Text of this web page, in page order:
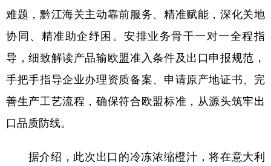
难题，黔江海关主动靠前服务、精准赋能，深化关地
协同、精准助企纾困。安排业务骨干一对一全程指
导，细致解读产品输欧盟准入条件及出口申报规范，
手把手指导企业办理资质备案、申请原产地证书、完
善生产工艺流程，确保符合欧盟标准，从源头筑牢出
口品质防线。
据介绍，此次出口的冷冻浓缩橙汁，将在意大利